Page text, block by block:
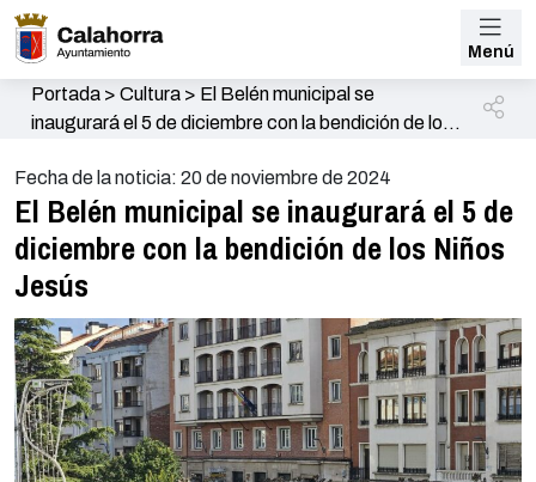
Menú
Portada> Cultura> El Belén municipal se
inaugurará el 5 de diciembre con la bendición de los
Fecha de la noticia: 20 de noviembre de 2024
El Belén municipal se inaugurará el 5 de
diciembre con la bendición de los Niños
Jesús